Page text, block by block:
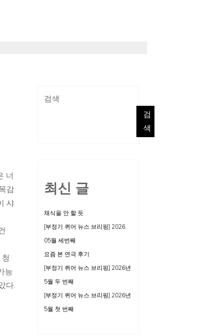
너
감
샤
능
다.
검색
검
색
최신 글
채식을 안 할 듯
[부정기 퀴어 뉴스 브리핑] 2026.
05월 세번째
요즘 본 연극 후기
[부정기 퀴어 뉴스 브리핑] 2026년
5월 두 번째
[부정기 퀴어 뉴스 브리핑] 2026년
5월 첫 번째